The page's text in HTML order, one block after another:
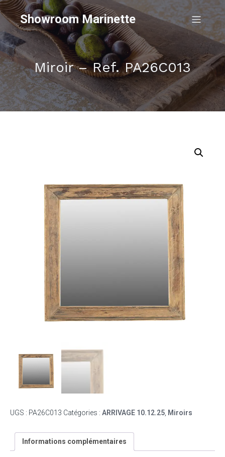
Showroom Marinette
Miroir – Ref. PA26C013
UGS : PA26C013 Catégories : ARRIVAGE 10.12.25 Miroirs
Informations complémentaires